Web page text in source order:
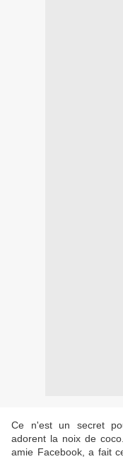
Ce n'est un secret
adorent la noix de
amie Facebook, a fait